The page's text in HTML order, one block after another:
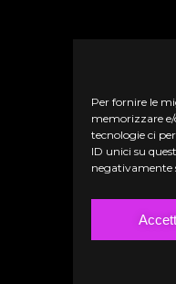
Per fornire le
memorizzare e/
tecnologie ci
ID unici su
negativamente